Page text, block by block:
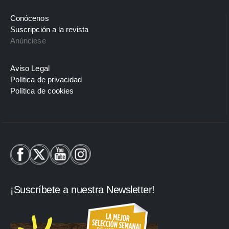
Conócenos
Suscripción a la revista
Anúnciese
Aviso Legal
Política de privacidad
Política de cookies
¡Suscríbete a nuestra Newsletter!